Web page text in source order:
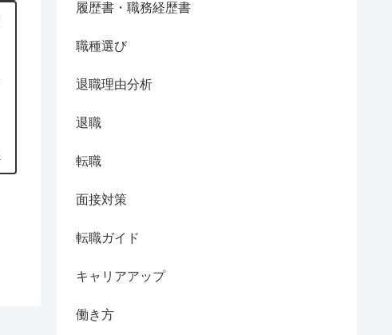
履歴書・職務経歴書
職種選び
退職理由分析
退職
転職
面接対策
転職ガイド
キャリアアップ
働き方